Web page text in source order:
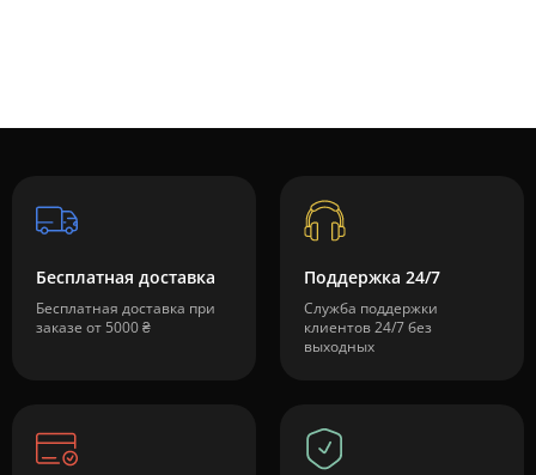
Бесплатная доставка
Бесплатная доставка при
заказе от 5000 ₴
Поддержка 24/7
Служба поддержки
клиентов 24/7 без
выходных